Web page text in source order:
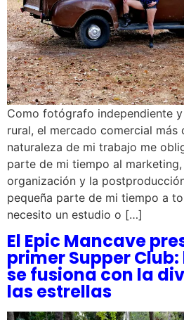
Como fotógrafo independiente
rural, el mercado comercial más
naturaleza de mi trabajo me
parte de mi tiempo al
organización y la
pequeña parte de mi tiempo a
necesito un estudio o […]
El Epic Mancave
primer Supper
se fusiona con la
las estrellas